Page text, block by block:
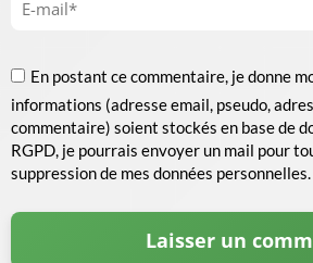
En postant ce commentaire, je donne
informations (adresse email, pseudo,
commentaire) soient stockés en base de
RGPD, je pourrais envoyer un mail pour
suppression de mes données personnelles.